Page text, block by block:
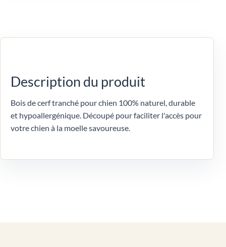
Description du produit
Bois de cerf tranché pour chien 100% naturel, durable
et hypoallergénique. Découpé pour faciliter l'accès pour
votre chien à la moelle savoureuse.